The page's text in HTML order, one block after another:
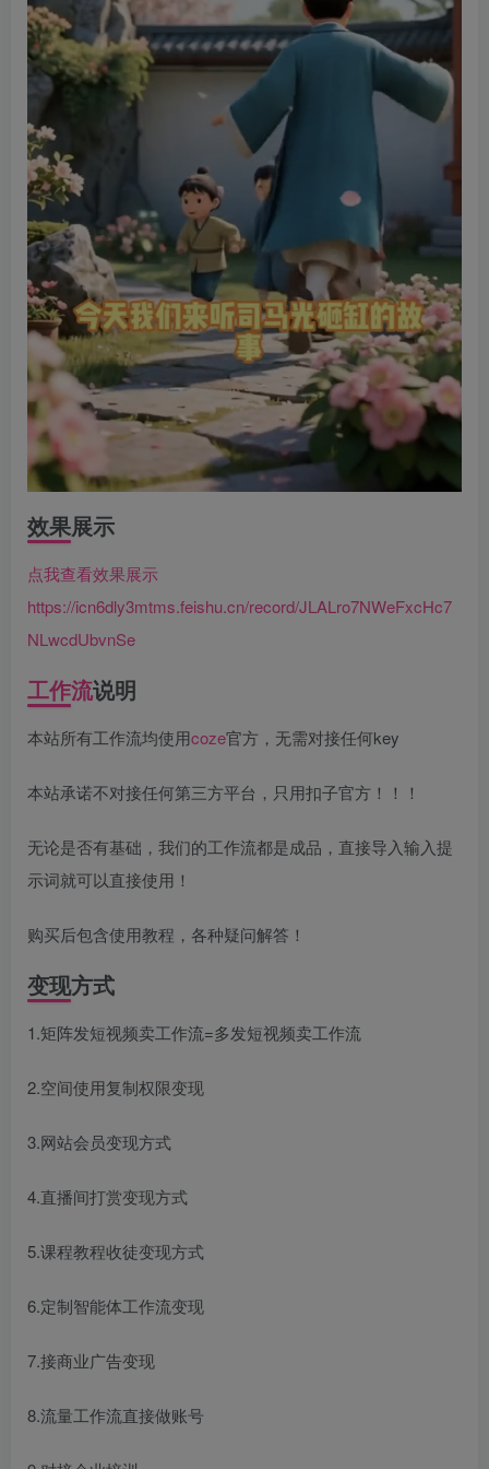
效果展示
点我查看效果展示
https://icn6dly3mtms.feishu.cn/record/JLALro7NWeFxcHc7
NLwcdUbvnSe
工作流说明
本站所有工作流均使用coze官方，无需对接任何key
本站承诺不对接任何第三方平台，只用扣子官方！！！
无论是否有基础，我们的工作流都是成品，直接导入输入提
示词就可以直接使用！
购买后包含使用教程，各种疑问解答！
变现方式
1.矩阵发短视频卖工作流=多发短视频卖工作流
2.空间使用复制权限变现
3.网站会员变现方式
4.直播间打赏变现方式
5.课程教程收徒变现方式
6.定制智能体工作流变现
7.接商业广告变现
8.流量工作流直接做账号